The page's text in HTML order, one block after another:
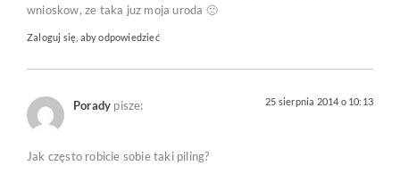
wnioskow, ze taka juz moja uroda 🙁
Zaloguj się, aby odpowiedzieć
Porady pisze: 25 sierpnia 2014 o 10:13
Jak często robicie sobie taki piling?